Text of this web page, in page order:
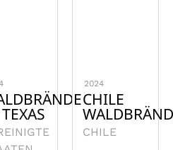
2024
CHILE
CHILE